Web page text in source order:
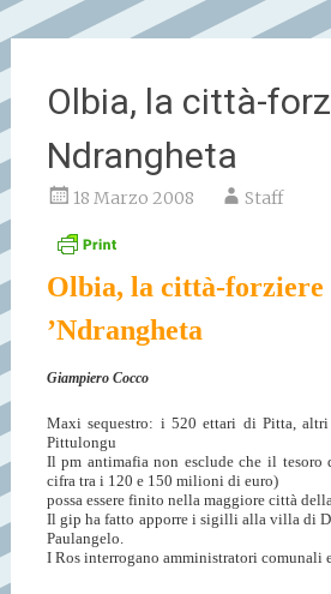
Olbia, la città-
Ndrangheta
18 Marzo 2008 Staff
Olbia, la città-forziere
’Ndrangheta
Giampiero Cocco
Maxi sequestro: i 520 ettari di Pitta,
Pittulongu
Il pm antimafia non esclude che il tesoro
cifra tra i 120 e 150 milioni di euro)
possa essere finito nella maggiore città
Il gip ha fatto apporre i sigilli alla villa di
Paulangelo.
I Ros interrogano amministratori comunali